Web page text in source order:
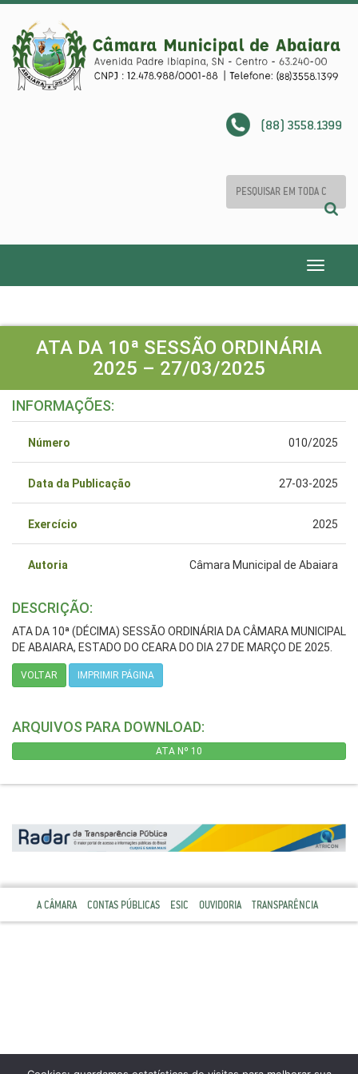
(88) 3558.1399
Toggle
ATA DA 10ª SESSÃO ORDINÁRIA
2025 – 27/03/2025
INFORMAÇÕES:
Número 010/2025
Data da Publicação 27-03-2025
Exercício 2025
Autoria Câmara Municipal de Abaiara
DESCRIÇÃO:
ATA DA 10ª (DÉCIMA) SESSÃO ORDINÁRIA DA CÂMARA MUNICIPAL
DE ABAIARA, ESTADO DO CEARA DO DIA 27 DE MARÇO DE 2025.
VOLTAR IMPRIMIR PÁGINA
ARQUIVOS PARA DOWNLOAD:
ATA Nº 10
A CÂMARA CONTAS PÚBLICAS ESIC OUVIDORIA TRANSPARÊNCIA